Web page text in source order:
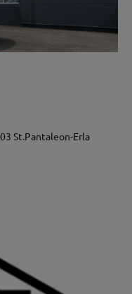
St.Pantaleon-Erla